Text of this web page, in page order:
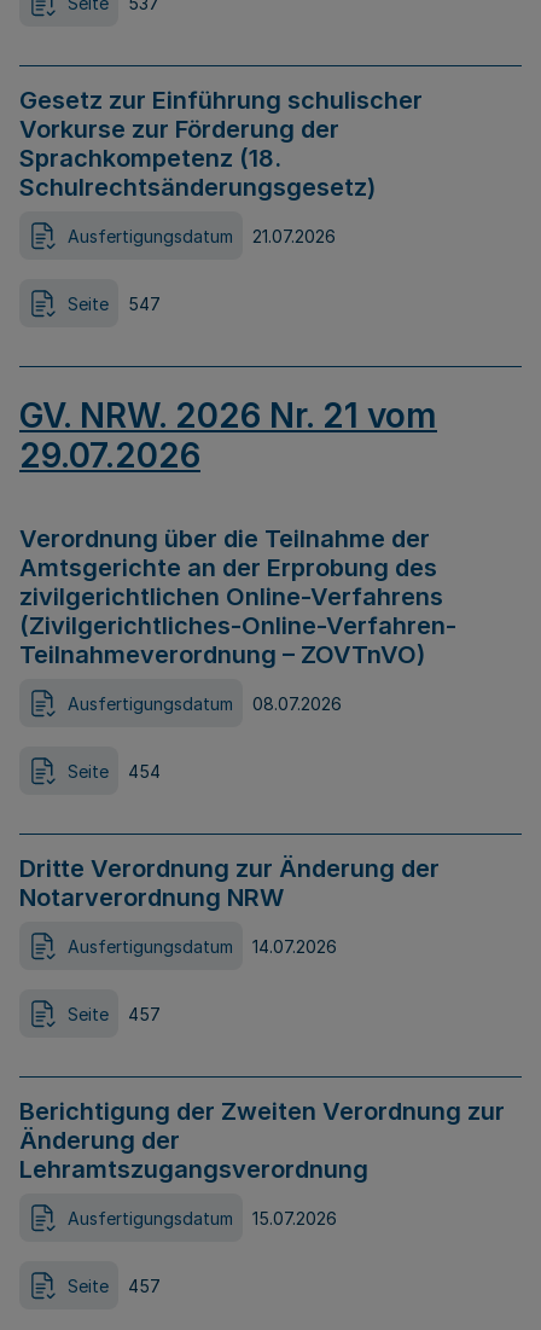
Gesetz zur Einführung schulischer
Vorkurse zur Förderung der
Sprachkompetenz (18.
Schulrechtsänderungsgesetz)
Ausfertigungsdatum 21.07.2026
Seite 547
GV. NRW. 2026 Nr. 21 vom
29.07.2026
Verordnung über die Teilnahme der
Amtsgerichte an der Erprobung des
zivilgerichtlichen Online-Verfahrens
(Zivilgerichtliches-Online-Verfahren-
Teilnahmeverordnung – ZOVTnVO)
Ausfertigungsdatum 08.07.2026
Seite 454
Dritte Verordnung zur Änderung der
Notarverordnung NRW
Ausfertigungsdatum 14.07.2026
Seite 457
Berichtigung der Zweiten Verordnung zur
Änderung der
Lehramtszugangsverordnung
Ausfertigungsdatum 15.07.2026
Seite 457